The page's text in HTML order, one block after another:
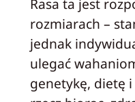
Rasa ta jest
rozmiarach –
jednak
ulegać
genetykę, dietę